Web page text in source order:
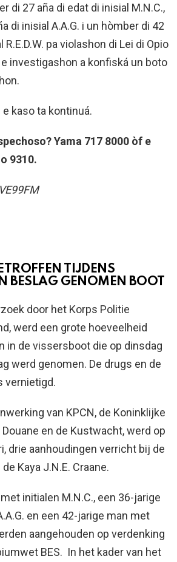
di 27 aña di edat di inisial M.N.C.,
di inisial A.A.G. i un hòmber di 42
pa violashon di Lei di Opio
e investigashon a konfiská un boto
kaso ta kontinuá.
Yama 717 8000 òf e
9310.
TIJDENS
BESLAG GENOMEN BOOT
door het Korps Politie
werd een grote hoeveelheid
in de vissersboot die op dinsdag
werd genomen. De drugs en de
vernietigd.
van KPCN, de Koninklijke
en de Kustwacht, werd op
drie aanhoudingen verricht bij de
Kaya J.N.E. Craane.
initialen M.N.C., een 36-jarige
en een 42-jarige man met
aangehouden op verdenking
BES. In het kader van het